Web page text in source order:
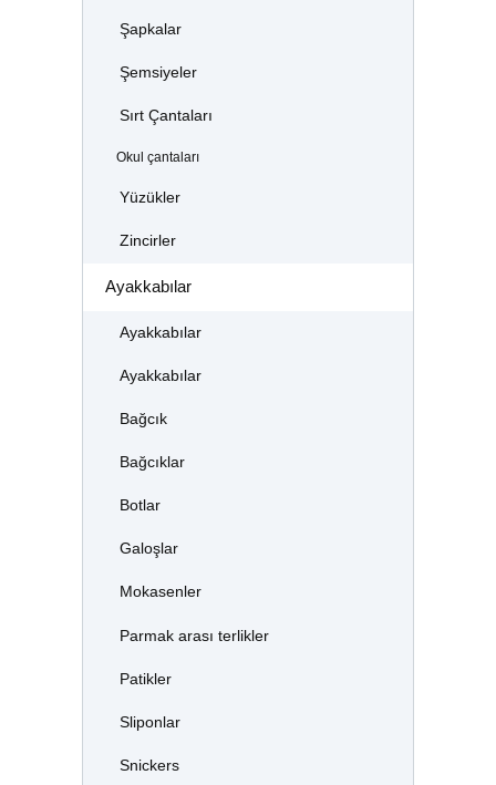
Şapkalar
Şemsiyeler
Sırt Çantaları
Okul çantaları
Yüzükler
Zincirler
Ayakkabılar
Ayakkabılar
Ayakkabılar
Bağcık
Bağcıklar
Botlar
Galoşlar
Mokasenler
Parmak arası terlikler
Patikler
Sliponlar
Snickers